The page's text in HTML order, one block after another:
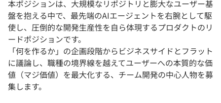
本ポジションは、大規模なリポジトリと膨大なユーザー基
盤を抱える中で、最先端のAIエージェントを右腕として駆
使し、圧倒的な開発生産性を自ら体現するプロダクトのリ
ードポジションです。
「何を作るか」の企画段階からビジネスサイドとフラット
に議論し、職種の境界線を越えてユーザーへの本質的な価
値（マジ価値）を最大化する、チーム開発の中心人物を募
集します。